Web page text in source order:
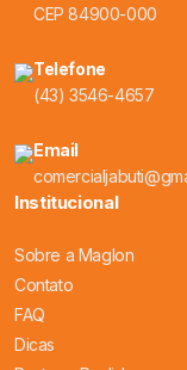
CEP 84900-000
Telefone
(43) 3546-4657
Email
Institucional
Sobre a Maglon
Contato
FAQ
Dicas